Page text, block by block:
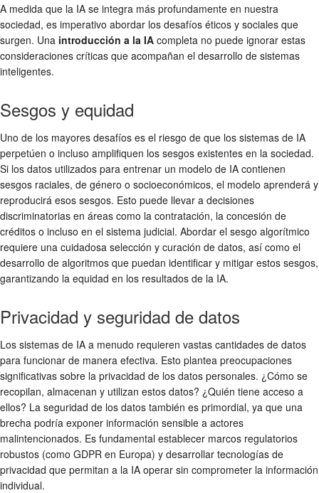
A medida que la IA se integra más profundamente en nuestra
sociedad, es imperativo abordar los desafíos éticos y sociales que
surgen. Una introducción a la IA completa no puede ignorar estas
consideraciones críticas que acompañan el desarrollo de sistemas
inteligentes.
Sesgos y equidad
Uno de los mayores desafíos es el riesgo de que los sistemas de IA
perpetúen o incluso amplifiquen los sesgos existentes en la sociedad.
Si los datos utilizados para entrenar un modelo de IA contienen
sesgos raciales, de género o socioeconómicos, el modelo aprenderá y
reproducirá esos sesgos. Esto puede llevar a decisiones
discriminatorias en áreas como la contratación, la concesión de
créditos o incluso en el sistema judicial. Abordar el sesgo algorítmico
requiere una cuidadosa selección y curación de datos, así como el
desarrollo de algoritmos que puedan identificar y mitigar estos sesgos,
garantizando la equidad en los resultados de la IA.
Privacidad y seguridad de datos
Los sistemas de IA a menudo requieren vastas cantidades de datos
para funcionar de manera efectiva. Esto plantea preocupaciones
significativas sobre la privacidad de los datos personales. ¿Cómo se
recopilan, almacenan y utilizan estos datos? ¿Quién tiene acceso a
ellos? La seguridad de los datos también es primordial, ya que una
brecha podría exponer información sensible a actores
malintencionados. Es fundamental establecer marcos regulatorios
robustos (como GDPR en Europa) y desarrollar tecnologías de
privacidad que permitan a la IA operar sin comprometer la información
individual.